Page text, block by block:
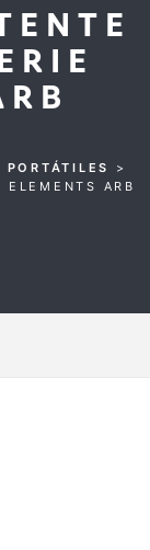
>
ARB